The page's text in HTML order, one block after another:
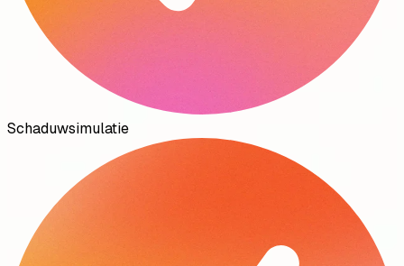
Schaduwsimulatie